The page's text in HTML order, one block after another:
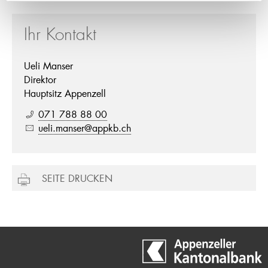
Ihr Kontakt
Ueli Manser
Direktor
Hauptsitz Appenzell
071 788 88 00
ueli.manser@appkb.ch
SEITE DRUCKEN